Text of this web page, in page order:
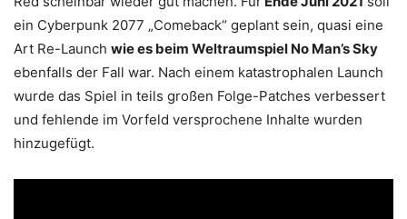
ein Cyberpunk 2077 „Comeback“ geplant sein, quasi eine
Art Re-Launch wie es beim Weltraumspiel No Man’s Sky
ebenfalls der Fall war. Nach einem katastrophalen Launch
wurde das Spiel in teils großen Folge-Patches verbessert
und fehlende im Vorfeld versprochene Inhalte wurden
hinzugefügt.